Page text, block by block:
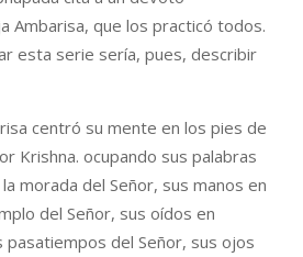
Ambarisa, que los practicó todos.
esta serie sería, pues, describir
centró su mente en los pies de
Krishna. ocupando sus palabras
morada del Señor, sus manos en
del Señor, sus oídos en
pasatiempos del Señor, sus ojos